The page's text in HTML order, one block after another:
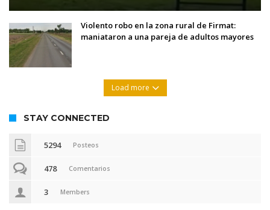
Violento robo en la zona rural de Firmat:
maniataron a una pareja de adultos mayores
Load more
STAY CONNECTED
5294 Posteos
478 Comentarios
3 Members